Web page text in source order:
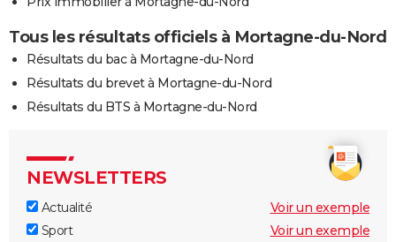
Tous les résultats officiels à Mortagne-du-Nord
Résultats du bac à Mortagne-du-Nord
Résultats du brevet à Mortagne-du-Nord
Résultats du BTS à Mortagne-du-Nord
NEWSLETTERS
Actualité
Voir un exemple
Sport
Voir un exemple